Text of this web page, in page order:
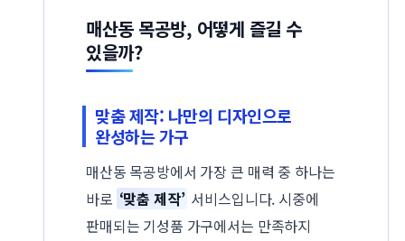
매산동 목공방, 어떻게 즐길 수
있을까?
맞춤 제작: 나만의 디자인으로
완성하는 가구
매산동 목공방에서 가장 큰 매력 중 하나는
바로 ‘맞춤 제작’ 서비스입니다. 시중에
판매되는 기성품 가구에서는 만족하지